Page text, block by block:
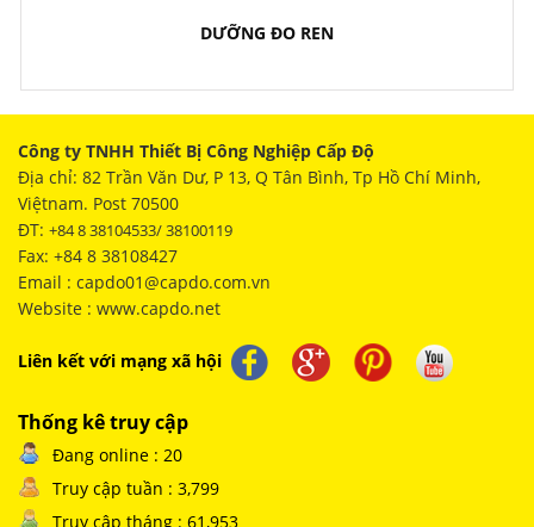
DƯỠNG ĐO REN
Công ty TNHH Thiết Bị Công Nghiệp Cấp Độ
Địa chỉ: 82 Trần Văn Dư, P 13, Q Tân Bình, Tp Hồ Chí Minh,
Việtnam. Post 70500
ĐT: +84 8 38104533/ 38100119
Fax: +84 8 38108427
Email : capdo01@capdo.com.vn
Website : www.capdo.net
Liên kết với mạng xã hội
Thống kê truy cập
Đang online : 20
Truy cập tuần : 3,799
Truy cập tháng : 61,953